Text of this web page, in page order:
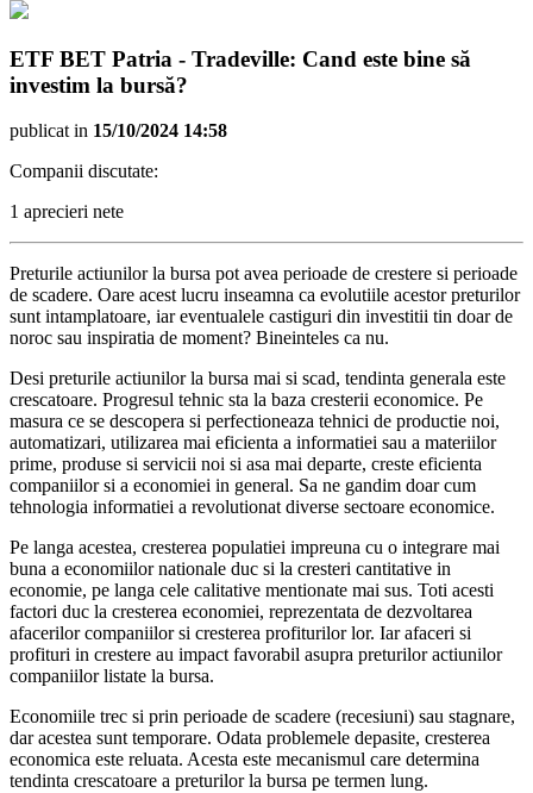
ETF BET Patria - Tradeville: Cand este bine să
investim la bursă?
publicat in 15/10/2024 14:58
Companii discutate:
1 aprecieri nete
Preturile actiunilor la bursa pot avea perioade de crestere si perioade
de scadere. Oare acest lucru inseamna ca evolutiile acestor preturilor
sunt intamplatoare, iar eventualele castiguri din investitii tin doar de
noroc sau inspiratia de moment? Bineinteles ca nu.
Desi preturile actiunilor la bursa mai si scad, tendinta generala este
crescatoare. Progresul tehnic sta la baza cresterii economice. Pe
masura ce se descopera si perfectioneaza tehnici de productie noi,
automatizari, utilizarea mai eficienta a informatiei sau a materiilor
prime, produse si servicii noi si asa mai departe, creste eficienta
companiilor si a economiei in general. Sa ne gandim doar cum
tehnologia informatiei a revolutionat diverse sectoare economice.
Pe langa acestea, cresterea populatiei impreuna cu o integrare mai
buna a economiilor nationale duc si la cresteri cantitative in
economie, pe langa cele calitative mentionate mai sus. Toti acesti
factori duc la cresterea economiei, reprezentata de dezvoltarea
afacerilor companiilor si cresterea profiturilor lor. Iar afaceri si
profituri in crestere au impact favorabil asupra preturilor actiunilor
companiilor listate la bursa.
Economiile trec si prin perioade de scadere (recesiuni) sau stagnare,
dar acestea sunt temporare. Odata problemele depasite, cresterea
economica este reluata. Acesta este mecanismul care determina
tendinta crescatoare a preturilor la bursa pe termen lung.